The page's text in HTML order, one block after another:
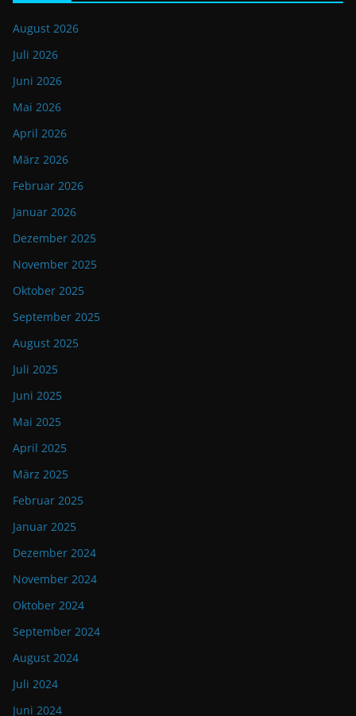
August 2026
Juli 2026
Juni 2026
Mai 2026
April 2026
März 2026
Februar 2026
Januar 2026
Dezember 2025
November 2025
Oktober 2025
September 2025
August 2025
Juli 2025
Juni 2025
Mai 2025
April 2025
März 2025
Februar 2025
Januar 2025
Dezember 2024
November 2024
Oktober 2024
September 2024
August 2024
Juli 2024
Juni 2024